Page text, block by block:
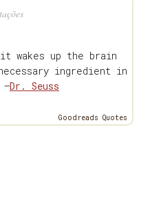
wakes up the brain
ingredient in
Dr. Seuss
Goodreads Quotes